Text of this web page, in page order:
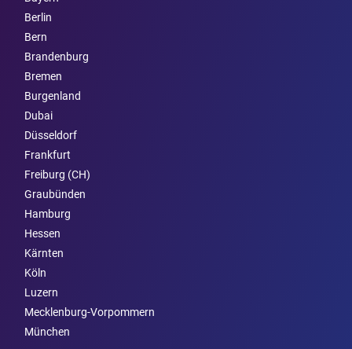
Berlin
Bern
Brandenburg
Bremen
Burgen­land
Dubai
Düsseldorf
Frankfurt
Freiburg (CH)
Graubünden
Hamburg
Hessen
Kärnten
Köln
Luzern
Mecklenburg-Vorpommern
München